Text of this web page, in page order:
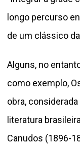
longo percurso
de um clássico
Alguns, no
como exemplo,
obra,
literatura
Canudos (1896-